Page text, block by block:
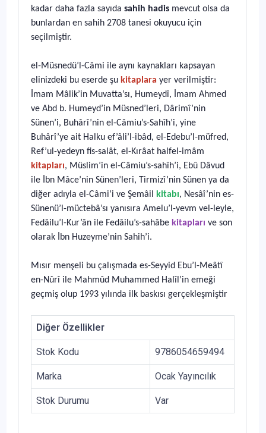
kadar daha fazla sayıda sahih hadis mevcut olsa da
bunlardan en sahih 2708 tanesi okuyucu için
seçilmiştir.
el-Müsnedü’l-Câmi ile aynı kaynakları kapsayan
elinizdeki bu eserde şu kitaplara yer verilmiştir:
İmam Mâlik’in Muvatta’sı, Humeydî, İmam Ahmed
ve Abd b. Humeyd’in Müsned’leri, Dârimî’nin
Sünen’i, Buhârî’nin el-Câmiu’s-Sahîh’i, yine
Buhârî’ye ait Halku ef’âli’l-ibâd, el-Edebu’l-müfred,
Ref’ul-yedeyn fis-salât, el-Kırâat halfel-imâm
kitapları, Müslim’in el-Câmiu’s-sahîh’i, Ebû Dâvud
ile İbn Mâce’nin Sünen’leri, Tirmizî’nin Sünen ya da
diğer adıyla el-Câmi’i ve Şemâil
kitabı, Nesâî’nin es-
Sünenü’l-müctebâ’sı yanısıra Amelu’l-yevm vel-leyle,
Fedâilu’l-Kur’ân ile Fedâilu’s-sahâbe kitapları ve son
olarak İbn Huzeyme’nin Sahih’i.
Mısır menşeli bu çalışmada es-Seyyid Ebu’l-Meâtî
en-Nûrî ile Mahmûd Muhammed Halîl’in emeği
geçmiş olup 1993 yılında ilk baskısı gerçekleşmiştir
Diğer Özellikler
Stok Kodu 9786054659494
Marka Ocak Yayıncılık
Stok Durumu Var